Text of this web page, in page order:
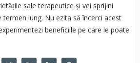
sale terapeutice și vei sprijini
termen lung. Nu ezita să încerci acest
beneficiile pe care le poate